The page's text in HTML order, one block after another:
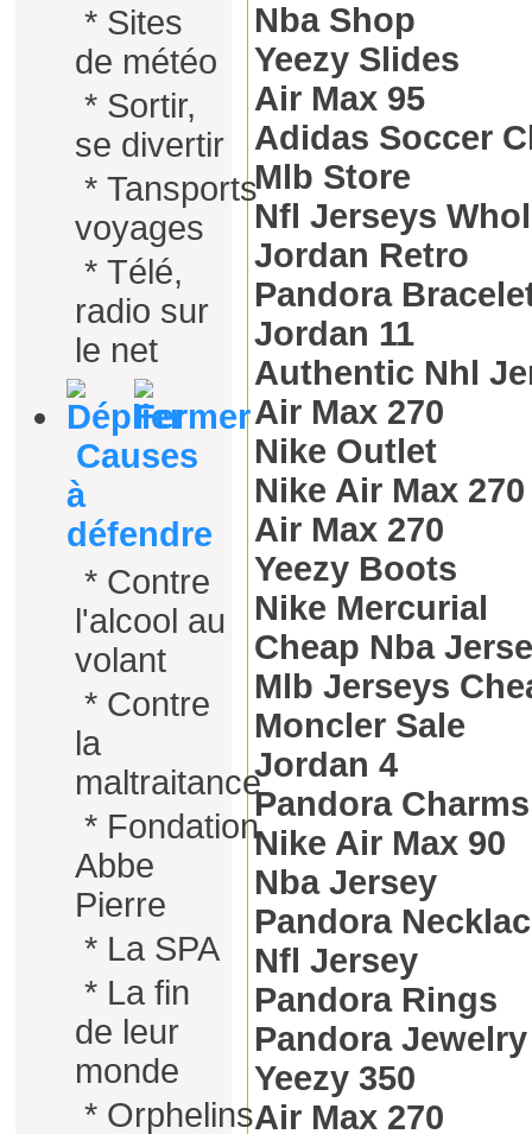
* Sites
de météo
* Sortir,
se divertir
* Tansports
voyages
* Télé,
radio sur
le net
Causes
à
défendre
* Contre
l'alcool au
volant
* Contre
la
maltraitance
* Fondation
Abbe
Pierre
* La SPA
* La fin
de leur
monde
* Orphelins
Nba Shop
Yeezy Slides
Air Max 95
Adidas Soccer
Mlb Store
Nfl Jerseys
Jordan Retro
Pandora
Jordan 11
Authentic Nhl
Air Max 270
Nike Outlet
Nike Air Max 270
Air Max 270
Yeezy Boots
Nike Mercurial
Cheap Nba
Mlb Jerseys
Moncler Sale
Jordan 4
Pandora
Nike Air Max 90
Nba Jersey
Pandora
Nfl Jersey
Pandora Rings
Pandora Jewelry
Yeezy 350
Air Max 270